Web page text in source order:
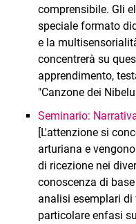
comprensibile. Gli
speciale formato
e la
concentrerà su
apprendimento,
"Canzone dei
Seminario:
[L'attenzione si
arturiana e
di ricezione nei
conoscenza di
analisi esemplari
particolare enfasi